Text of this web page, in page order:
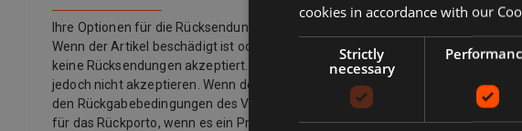
Ihre Optionen für die Rücksendung eines Artikels hängen davon ab, was Sie
Wenn der Artikel beschädigt ist oder nicht mit der Auflistungsbeschreibung
keine Rücksendungen akzeptiert. Wenn Sie Ihre Meinung geändert haben
jedoch nicht akzeptieren. Wenn der Käufer seine Meinung zu einem Kauf
den Rückgabebedingungen des Verkäufers. Verkäufer können dem Käufer
für das Rückporto, wenn es ein Problem mit dem Artikel gibt. Wenn der
cookies in accordance with our
Strictly
necessary